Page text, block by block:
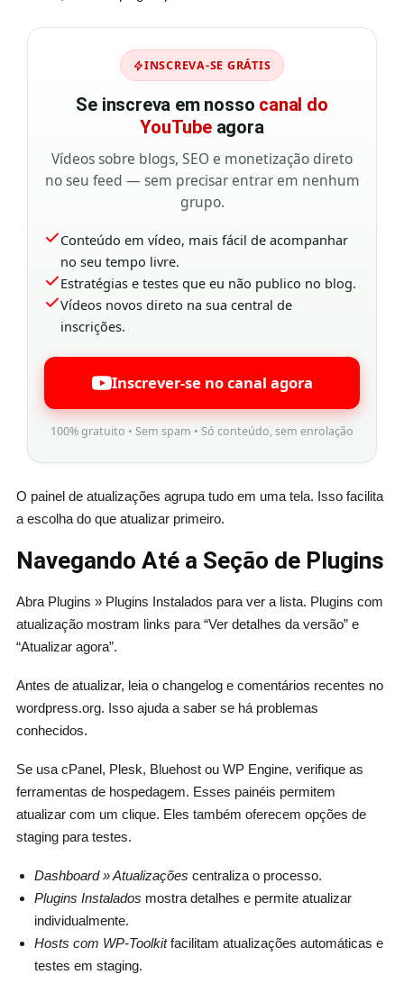
INSCREVA-SE GRÁTIS
Se inscreva em nosso canal do
YouTubeagora
Vídeos sobre blogs, SEO e monetização direto
no seu feed — sem precisar entrar em nenhum
grupo.
Conteúdo em vídeo, mais fácil de acompanhar
no seu tempo livre.
Estratégias e testes que eu não publico no blog.
Vídeos novos direto na sua central de
inscrições.
Inscrever-se no canal agora
100% gratuito • Sem spam • Só conteúdo, sem enrolação
O painel de atualizações agrupa tudo em uma tela. Isso facilita
a escolha do que atualizar primeiro.
Navegando Até a Seção de Plugins
Abra Plugins » Plugins Instalados para ver a lista. Plugins com
atualização mostram links para “Ver detalhes da versão” e
“Atualizar agora”.
Antes de atualizar, leia o changelog e comentários recentes no
wordpress.org. Isso ajuda a saber se há problemas
conhecidos.
Se usa cPanel, Plesk, Bluehost ou WP Engine, verifique as
ferramentas de hospedagem. Esses painéis permitem
atualizar com um clique. Eles também oferecem opções de
staging para testes.
Dashboard » Atualizações centraliza o processo.
Plugins Instalados mostra detalhes e permite atualizar
individualmente.
Hosts com WP-Toolkitfacilitam atualizações automáticas e
testes em staging.